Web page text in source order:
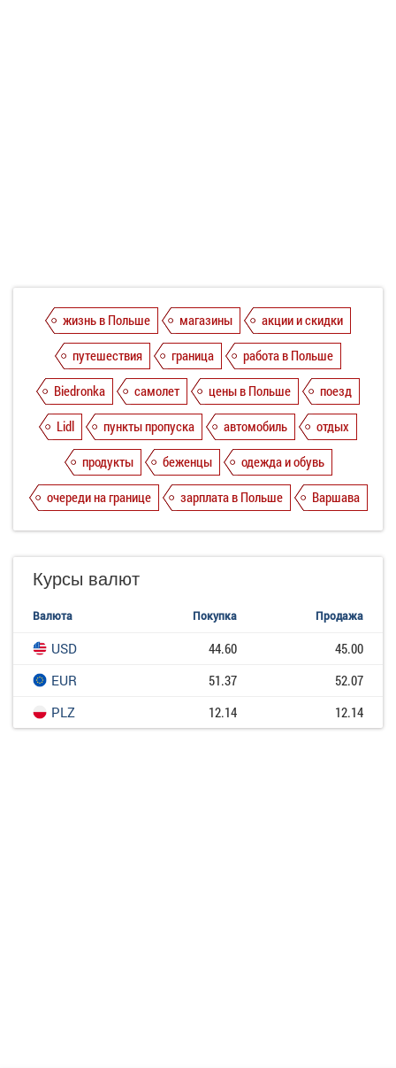
жизнь в Польше магазины
акции и скидки
путешествия
граница
работа в Польше
Biedronka
самолет цены в Польше
поезд
Lidl
пункты пропуска автомобиль
отдых
продукты
беженцы
одежда и обувь
очереди на границе
зарплата в Польше Варшава
Курсы валют
Валюта Покупка Продажа
USD 44.60
45.00
EUR
51.37
52.07
PLZ
12.14 12.14